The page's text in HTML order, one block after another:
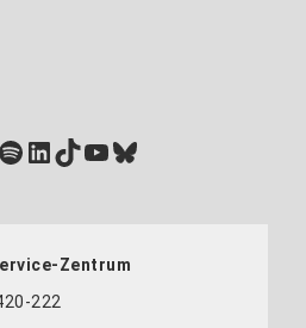
Spotify
LinkedIn
TikTok
YouTube
Bluesky
Zentrum
222